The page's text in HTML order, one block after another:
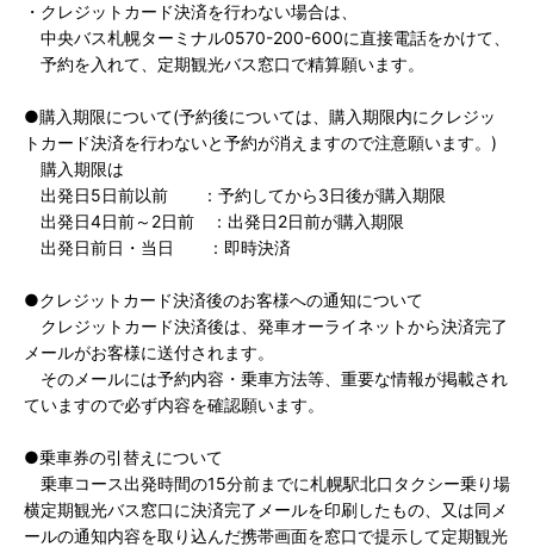
・クレジットカード決済を行わない場合は、
中央バス札幌ターミナル0570-200-600に直接電話をかけて、
予約を入れて、定期観光バス窓口で精算願います。
●購入期限について(予約後については、購入期限内にクレジッ
トカード決済を行わないと予約が消えますので注意願います。)
購入期限は
出発日5日前以前 ：予約してから3日後が購入期限
出発日4日前～2日前 ：出発日2日前が購入期限
出発日前日・当日 ：即時決済
●クレジットカード決済後のお客様への通知について
クレジットカード決済後は、発車オーライネットから決済完了
メールがお客様に送付されます。
そのメールには予約内容・乗車方法等、重要な情報が掲載され
ていますので必ず内容を確認願います。
●乗車券の引替えについて
乗車コース出発時間の15分前までに札幌駅北口タクシー乗り場
横定期観光バス窓口に決済完了メールを印刷したもの、又は同メ
ールの通知内容を取り込んだ携帯画面を窓口で提示して定期観光